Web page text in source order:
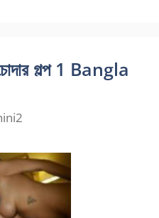
গল্প 1 Bangla